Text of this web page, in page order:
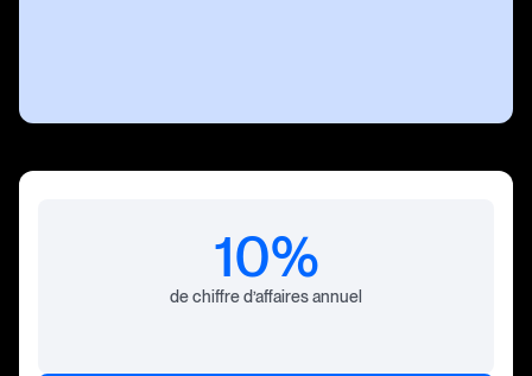
10%
de chiffre d’affaires annuel